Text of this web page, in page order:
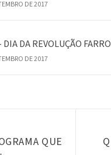
DE 2017
DIA DA REVOLUÇÃO
DE 2017
QUE